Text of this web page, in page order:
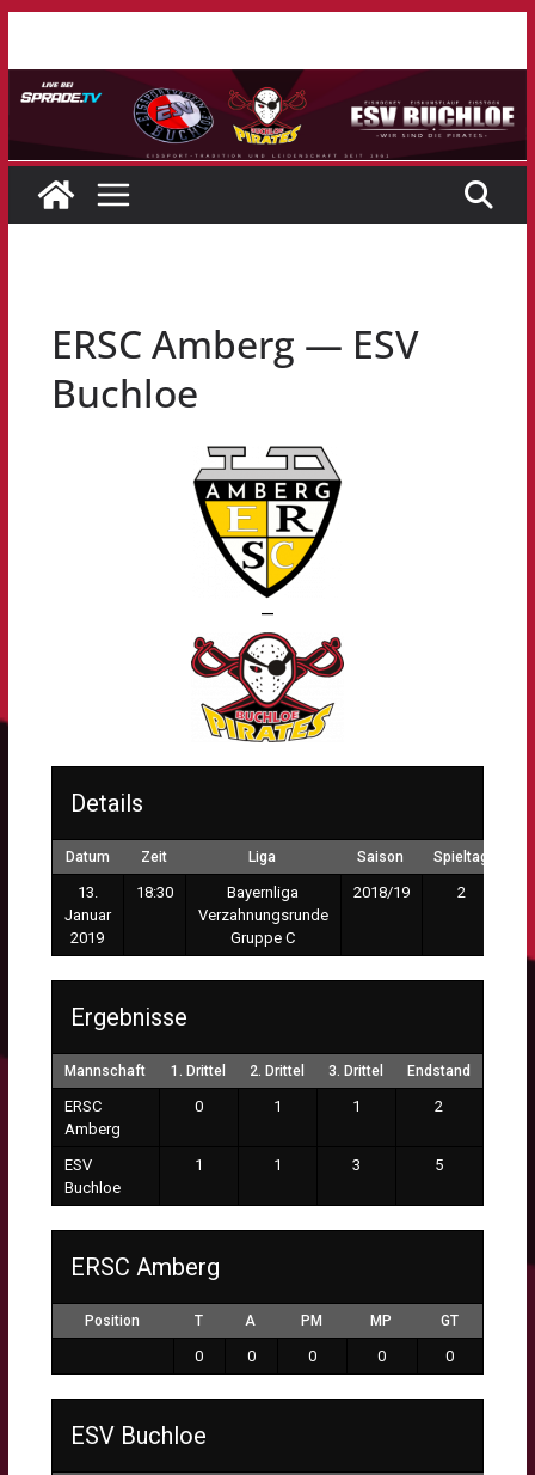
springen
ERSC Amberg — ESV
Buchloe
—
Details
Datum Zeit Liga Saison Spieltag
13.
Januar
2019
18:30
Bayernliga
Verzahnungsrunde
Gruppe C
2018/19 2
Ergebnisse
Mannschaft 1. Drittel 2. Drittel 3. Drittel Endstand
ERSC
Amberg
0 1 1 2
ESV
Buchloe
1 1 3 5
ERSC Amberg
Position T A PM MP GT
0 0 0 0 0
ESV Buchloe